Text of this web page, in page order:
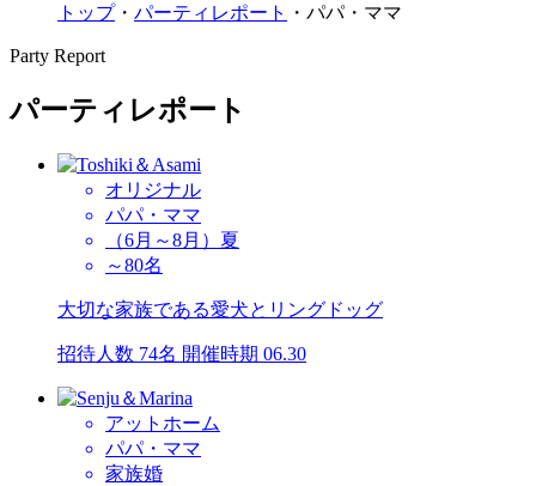
トップ・ パーティレポート ・ パパ・ママ
Party Report
パーティレポート
オリジナル
パパ・ママ
（6月～8月）夏
～80名
大切な家族である愛犬とリングドッグ
招待人数 74名 開催時期 06.30
アットホーム
パパ・ママ
家族婚